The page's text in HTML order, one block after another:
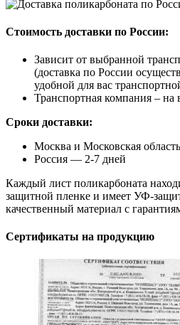
Стоимость доставки по России:
Зависит от выбранной
(доставка по России
удобной для вас
Транспортная компания – на
Сроки доставки:
Москва и Московская
Россия — 2-7 дней
Каждый лист поликарбоната
защитной пленке и имеет УФ-
качественный материал с
Сертификаты на продукцию